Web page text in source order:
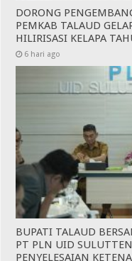
DORONG
PEMKAB TALAUD
HILIRISASI KELAPA
6 hari ago
BUPATI TALAUD
PT PLN UID
PENYELESAIAN